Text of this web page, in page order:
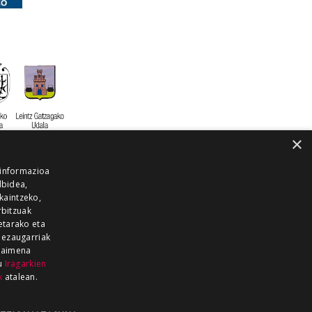
GUKA
×
eta
Iragarkien
atalean.